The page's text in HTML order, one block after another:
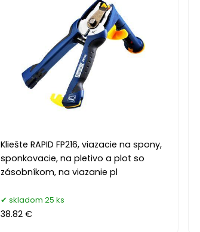
Kliešte RAPID FP216, viazacie na spony,
sponkovacie, na pletivo a plot so
zásobníkom, na viazanie pl
skladom 25 ks
38.82 €